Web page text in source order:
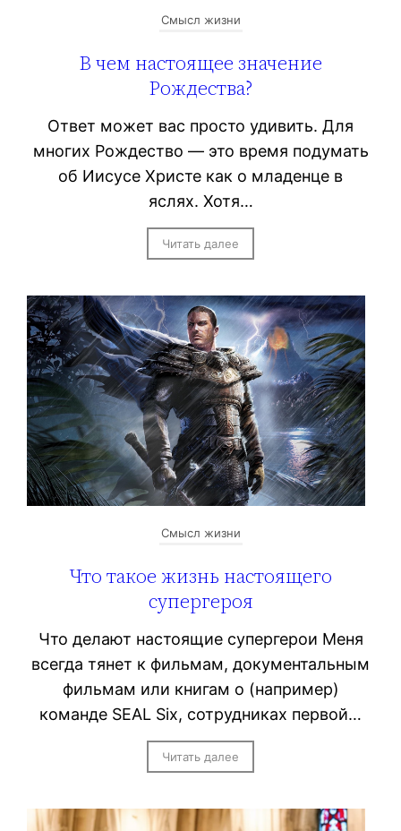
Смысл жизни
В чем настоящее значение
Рождества?
Ответ может вас просто удивить. Для
многих Рождество — это время подумать
об Иисусе Христе как о младенце в
яслях. Хотя…
Читать далее
Смысл жизни
Что такое жизнь настоящего
супергероя
Что делают настоящие супергерои Меня
всегда тянет к фильмам, документальным
фильмам или книгам о (например)
команде SEAL Six, сотрудниках первой…
Читать далее